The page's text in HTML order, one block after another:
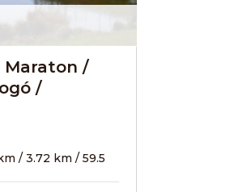
Maraton /
/
/ 3.72 km / 59.5